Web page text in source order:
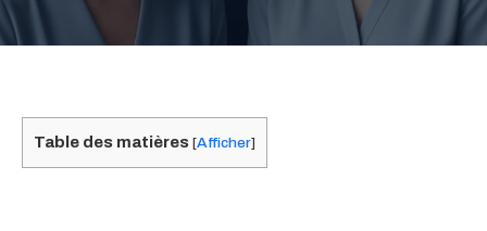
Table des matières [Afficher]